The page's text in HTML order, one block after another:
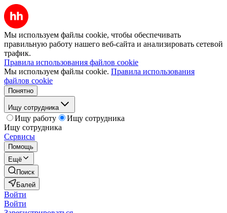
Мы используем файлы cookie, чтобы обеспечивать
правильную работу нашего веб-сайта и анализировать сетевой
трафик.
Правила использования файлов cookie
Мы используем файлы cookie. Правила использования
файлов cookie
Понятно
Ищу сотрудника
Ищу работу
Ищу сотрудника
Ищу сотрудника
Сервисы
Помощь
Ещё
Поиск
Балей
Войти
Войти